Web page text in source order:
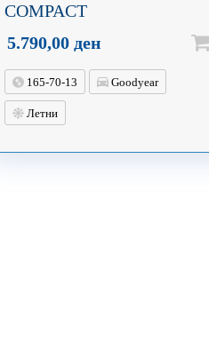
COMPACT
5.790,00ден
165-70-13 Goodyear
Летни